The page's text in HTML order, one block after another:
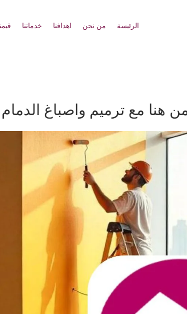
الرئيسة من نحن اهدافنا خدماتنا